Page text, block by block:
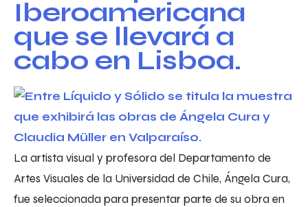
La artista visual y profesora del Departamento de
Artes Visuales de la Universidad de Chile, Ángela Cura,
fue seleccionada para presentar parte de su obra en